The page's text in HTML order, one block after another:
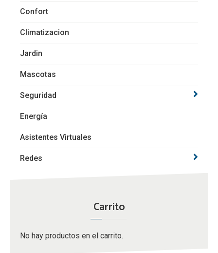
Confort
Climatizacion
Jardin
Mascotas
Seguridad
Energía
Asistentes Virtuales
Redes
Carrito
No hay productos en el carrito.